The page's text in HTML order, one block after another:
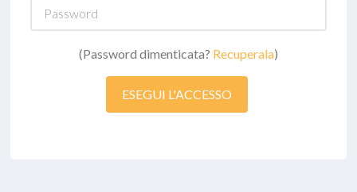
(Password dimenticata? Recuperala)